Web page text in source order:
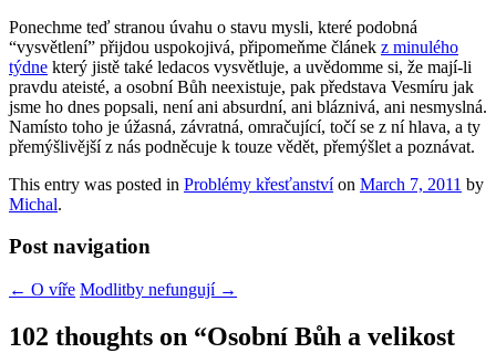
Ponechme teď stranou úvahu o stavu mysli, které podobná
“vysvětlení” přijdou uspokojivá, připomeňme článek z minulého
týdne který jistě také ledacos vysvětluje, a uvědomme si, že mají-li
pravdu ateisté, a osobní Bůh neexistuje, pak představa Vesmíru jak
jsme ho dnes popsali, není ani absurdní, ani bláznivá, ani nesmyslná.
Namísto toho je úžasná, závratná, omračující, točí se z ní hlava, a ty
přemýšlivější z nás podněcuje k touze vědět, přemýšlet a poznávat.
This entry was posted in Problémy křesťanstvíon March 7, 2011 by
Michal.
Post navigation
← O víře Modlitby nefungují →
102 thoughts on “Osobní Bůh a velikost